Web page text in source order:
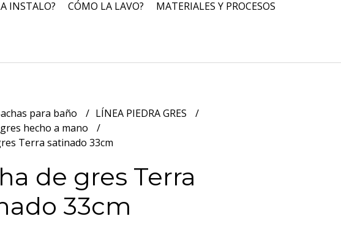
INSTALO? CÓMO LA LAVO? MATERIALES Y PROCESOS
para baño
LÍNEA PIEDRA GRES
hecho a mano
Terra satinado 33cm
de gres Terra
33cm